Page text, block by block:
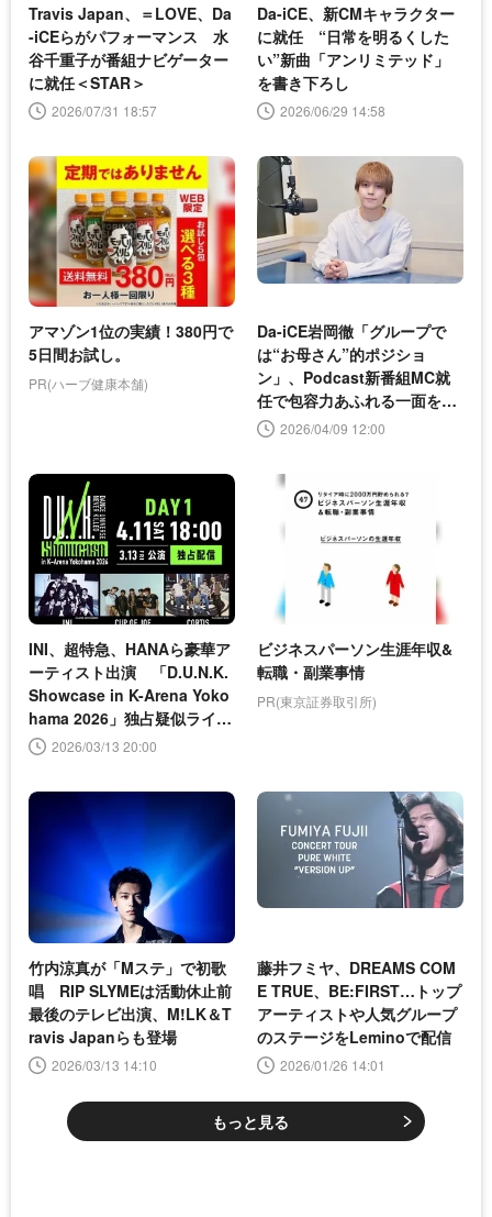
Travis Japan、＝LOVE、Da
-iCEらがパフォーマンス 水
谷千重子が番組ナビゲーター
に就任＜STAR＞
2026/07/31 18:57
Da-iCE、新CMキャラクター
に就任 “日常を明るくした
い”新曲「アンリミテッド」
を書き下ろし
2026/06/29 14:58
アマゾン1位の実績！380円で
5日間お試し。
PR(ハーブ健康本舗)
Da-iCE岩岡徹「グループで
は“お母さん”的ポジショ
ン」、Podcast新番組MC就
任で包容力あふれる一面を披
露 2026/04/09 12:00
INI、超特急、HANAら豪華ア
ーティスト出演 「D.U.N.K.
Showcase in K-Arena Yoko
hama 2026」独占疑似ライブ
配信決定
2026/03/13 20:00
ビジネスパーソン生涯年収&
転職・副業事情
PR(東京証券取引所)
竹内涼真が「Mステ」で初歌
唱 RIP SLYMEは活動休止前
最後のテレビ出演、M!LK＆T
ravis Japanらも登場
2026/03/13 14:10
藤井フミヤ、DREAMS COM
E TRUE、BE:FIRST…トップ
アーティストや人気グループ
のステージをLeminoで配信
2026/01/26 14:01
もっと見る